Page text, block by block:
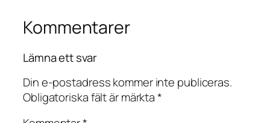
Kommentarer
Lämna ett svar
Din e-postadress kommer inte publiceras.
Obligatoriska fält är märkta*